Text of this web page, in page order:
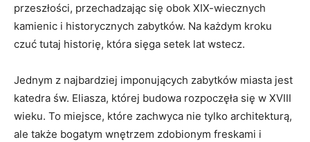
przeszłości, przechadzając się obok XIX-wiecznych
kamienic i historycznych zabytków. Na każdym kroku
czuć tutaj historię, która sięga setek lat wstecz.
Jednym z najbardziej ⁣imponujących zabytków miasta jest
katedra św. Eliasza, ​której budowa‍ rozpoczęła się w XVIII
⁤wieku. To miejsce, które zachwyca nie tylko architekturą,
ale także bogatym ‍wnętrzem zdobionym freskami i